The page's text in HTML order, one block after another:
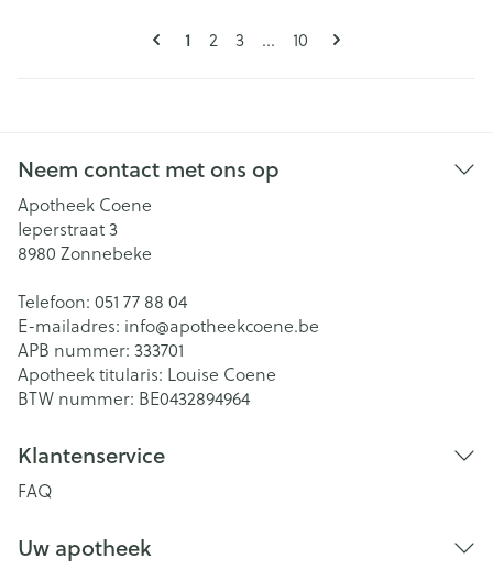
Pagina's
U lees momenteel pagina
1 Pagina
2 Pagina
3 ... Pagina
10
Neem contact met ons op
Apotheek Coene
Ieperstraat 3
8980 Zonnebeke
Telefoon: 051 77 88 04
E-mailadres: info@apotheekcoene.be
APB nummer: 333701
Apotheek titularis: Louise Coene
BTW nummer: BE0432894964
Klantenservice
FAQ
Uw apotheek